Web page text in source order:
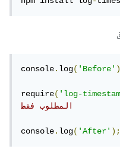
console.log('Before'
require('log-
المطلوب فقط
console.log('After');